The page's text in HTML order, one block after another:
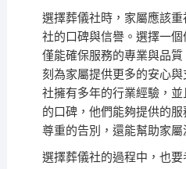
選擇葬儀社時，家屬應該
社的口碑與信譽。選擇一
僅能確保服務的專業與品
刻為家屬提供更多的安心
社擁有多年的行業經驗，
的口碑，他們能夠提供的
尊重的告別，還能幫助家屬
選擇葬儀社的過程中，也